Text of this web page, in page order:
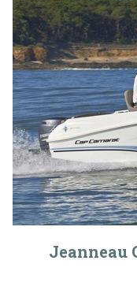
Jeanneau